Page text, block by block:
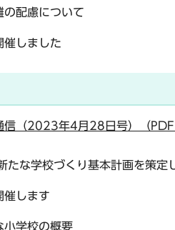
の配慮について
催しました
信（2023年4月28日号）（
たな学校づくり基本計画を策定
催します
小学校の概要